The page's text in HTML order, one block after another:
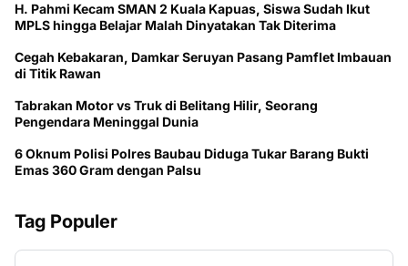
H. Pahmi Kecam SMAN 2 Kuala Kapuas, Siswa Sudah Ikut
MPLS hingga Belajar Malah Dinyatakan Tak Diterima
Cegah Kebakaran, Damkar Seruyan Pasang Pamflet Imbauan
di Titik Rawan
Tabrakan Motor vs Truk di Belitang Hilir, Seorang
Pengendara Meninggal Dunia
6 Oknum Polisi Polres Baubau Diduga Tukar Barang Bukti
Emas 360 Gram dengan Palsu
Tag Populer